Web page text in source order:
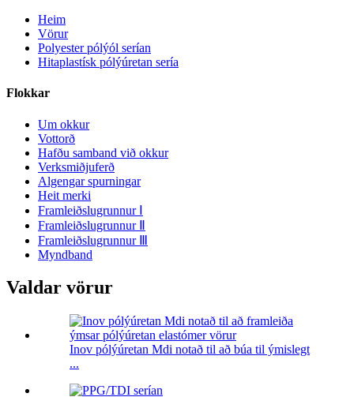
Heim
Vörur
Polyester pólýól serían
Hitaplastísk pólýúretan sería
Flokkar
Um okkur
Vottorð
Hafðu samband við okkur
Verksmiðjuferð
Algengar spurningar
Heit merki
Framleiðslugrunnur Ⅰ
Framleiðslugrunnur Ⅱ
Framleiðslugrunnur Ⅲ
Myndband
Valdar vörur
Inov pólýúretan Mdi notað til að búa til ýmislegt
...